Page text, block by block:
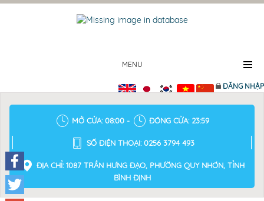
MENU
ĐĂNG NHẬP
MỞ CỬA: 08:00 - ĐÓNG CỬA: 23:59
SỐ ĐIỆN THOẠI: 0256 3794 493
ĐỊA CHỈ: 1087 TRẦN HƯNG ĐẠO, PHƯỜNG QUY NHƠN, TỈNH
BÌNH ĐỊNH
Facebook